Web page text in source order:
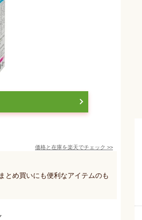
価格と在庫を楽天でチェック >>
とめ買いにも便利なアイテムのも